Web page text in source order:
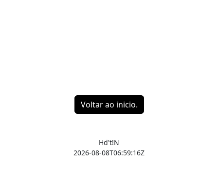
Voltar ao inicio.
Hd't!N
2026-08-08T06:59:16Z